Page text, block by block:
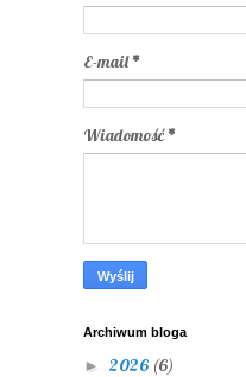
E-mail*
Wiadomość*
Archiwum bloga
► 2026 (6)